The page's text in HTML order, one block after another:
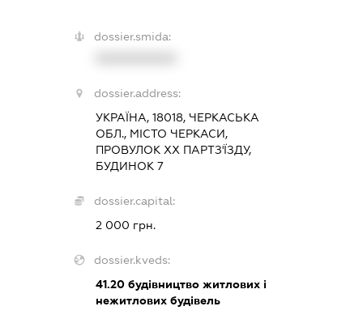
dossier.smida:
dossier.address:
УКРАЇНА, 18018, ЧЕРКАСЬКА
ОБЛ., МІСТО ЧЕРКАСИ,
ПРОВУЛОК ХХ ПАРТЗ'ЇЗДУ,
БУДИНОК 7
dossier.capital:
2 000 грн.
dossier.kveds:
41.20будівництво житлових і
нежитлових будівель